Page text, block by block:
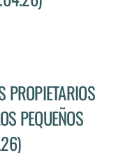
PROPIETARIOS
PEQUEÑOS